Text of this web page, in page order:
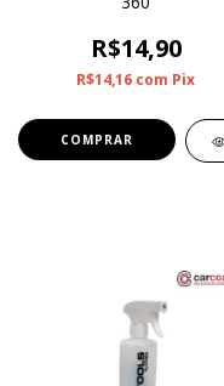
R$14,90
R$14,16 com Pix